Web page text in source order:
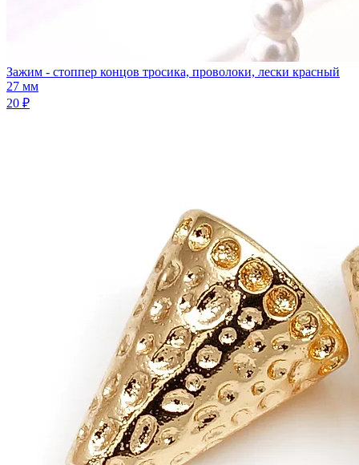
Зажим - стоппер концов тросика, проволоки, лески красный
27 мм
20 ₽